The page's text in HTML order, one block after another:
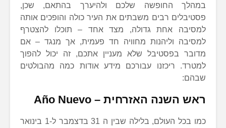
במהלך החופשה שלכם ולהיערך בהתאם, שכן,
פסטיבלים רבים משבתים את העיר כולה והופכים אותה
למסיבה אחת גדולה, מצד אחד – תוכלו להצטרף
למסיבה וליהנות מחוויה חד פעמית, אך מנגד – אם
מדובר בפסטיבל שלא מעניין אתכם, זה יכול להפוך
למטרד. ריכזנו עבורכם מידע אודות כמה מהבולטים
שבהם:
ראש השנה האזרחית – Año Nuevo
כמו בכל העולם, בלילה שבין ה 31 בדצמבר ל-1 בינואר